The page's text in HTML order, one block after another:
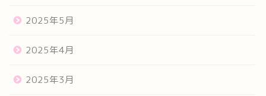
2025年5月
2025年4月
2025年3月